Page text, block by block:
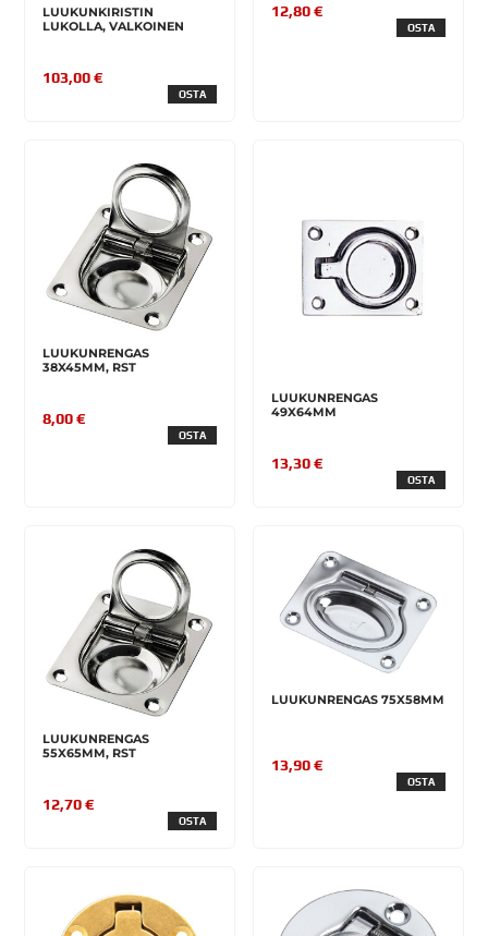
LUUKUNKIRISTIN
LUKOLLA, VALKOINEN
103,00 €
OSTA
12,80 €
OSTA
LUUKUNRENGAS
38X45MM, RST
8,00 €
OSTA
LUUKUNRENGAS
49X64MM
13,30 €
OSTA
LUUKUNRENGAS
55X65MM, RST
12,70 €
OSTA
LUUKUNRENGAS 75X58MM
13,90 €
OSTA